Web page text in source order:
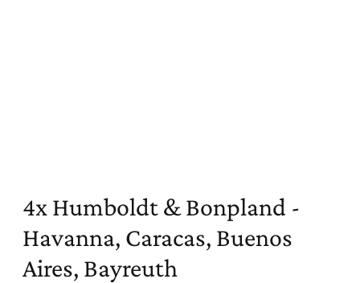
4x Humboldt & Bonpland -
Havanna, Caracas, Buenos
Aires, Bayreuth